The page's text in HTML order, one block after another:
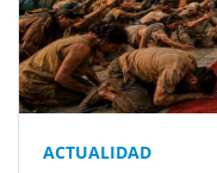
ACTUALIDAD